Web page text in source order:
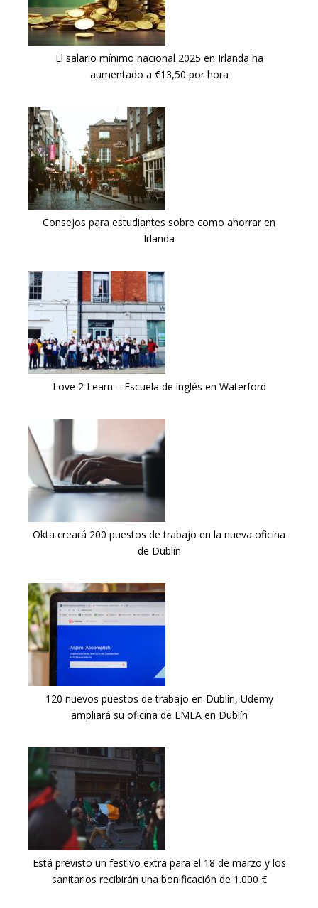
El salario mínimo nacional 2025 en Irlanda ha
aumentado a €13,50 por hora
Consejos para estudiantes sobre como ahorrar en
Irlanda
Love 2 Learn – Escuela de inglés en Waterford
Okta creará 200 puestos de trabajo en la nueva oficina
de Dublín
120 nuevos puestos de trabajo en Dublín, Udemy
ampliará su oficina de EMEA en Dublín
Está previsto un festivo extra para el 18 de marzo y los
sanitarios recibirán una bonificación de 1.000 €